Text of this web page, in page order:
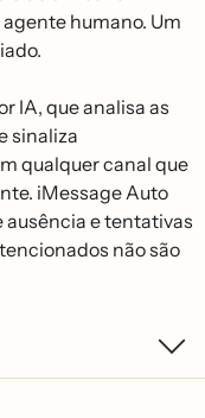
humano. Um
IA, que analisa as
sinaliza
qualquer canal que
iMessage Auto
ausência e tentativas
não são